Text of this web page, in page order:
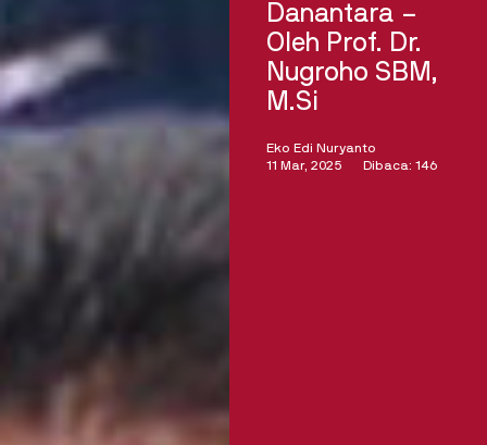
Danantara –
Oleh Prof. Dr.
Nugroho SBM,
M.Si
Eko Edi Nuryanto
11 Mar, 2025
Dibaca: 146